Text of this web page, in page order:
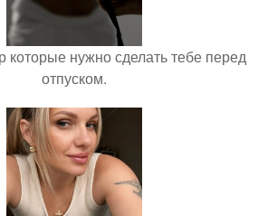
которые нужно сделать тебе перед
отпуском.